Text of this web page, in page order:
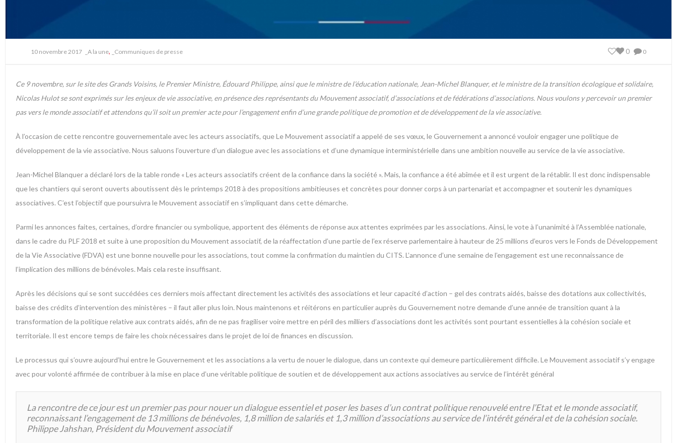
10 novembre 2017 _A la une, _Communiques de presse 0
0
Ce 9 novembre, sur le site des Grands Voisins, le Premier Ministre, Édouard Philippe, ainsi que le ministre de l’éducation nationale, Jean-Michel Blanquer, et le ministre de la transition écologique et solidaire,
Nicolas Hulot se sont exprimés sur les enjeux de vie associative, en présence des représentants du Mouvement associatif, d’associations et de fédérations d’associations. Nous voulons y percevoir un premier
pas vers le monde associatif et attendons qu’il soit un premier acte pour l’engagement enfin d’une grande politique de promotion et de développement de la vie associative.
À l’occasion de cette rencontre gouvernementale avec les acteurs associatifs, que Le Mouvement associatif a appelé de ses vœux, le Gouvernement a annoncé vouloir engager une politique de
développement de la vie associative. Nous saluons l’ouverture d’un dialogue avec les associations et d’une dynamique interministérielle dans une ambition nouvelle au service de la vie associative.
Jean-Michel Blanquer a déclaré lors de la table ronde « Les acteurs associatifs créent de la confiance dans la société ». Mais, la confiance a été abîmée et il est urgent de la rétablir. Il est donc indispensable
que les chantiers qui seront ouverts aboutissent dès le printemps 2018 à des propositions ambitieuses et concrètes pour donner corps à un partenariat et accompagner et soutenir les dynamiques
associatives. C’est l’objectif que poursuivra le Mouvement associatif en s’impliquant dans cette démarche.
Parmi les annonces faites, certaines, d’ordre financier ou symbolique, apportent des éléments de réponse aux attentes exprimées par les associations. Ainsi, le vote à l’unanimité à l’Assemblée nationale,
dans le cadre du PLF 2018 et suite à une proposition du Mouvement associatif, de la réaffectation d’une partie de l’ex réserve parlementaire à hauteur de 25 millions d’euros vers le Fonds de Développement
de la Vie Associative (FDVA) est une bonne nouvelle pour les associations, tout comme la confirmation du maintien du CITS. L’annonce d’une semaine de l’engagement est une reconnaissance de
l’implication des millions de bénévoles. Mais cela reste insuffisant.
Après les décisions qui se sont succédées ces derniers mois affectant directement les activités des associations et leur capacité d’action – gel des contrats aidés, baisse des dotations aux collectivités,
baisse des crédits d’intervention des ministères – il faut aller plus loin. Nous maintenons et réitérons en particulier auprès du Gouvernement notre demande d’une année de transition quant à la
transformation de la politique relative aux contrats aidés, afin de ne pas fragiliser voire mettre en péril des milliers d’associations dont les activités sont pourtant essentielles à la cohésion sociale et
territoriale. Il est encore temps de faire les choix nécessaires dans le projet de loi de finances en discussion.
Le processus qui s’ouvre aujourd’hui entre le Gouvernement et les associations a la vertu de nouer le dialogue, dans un contexte qui demeure particulièrement difficile. Le Mouvement associatif s’y engage
avec pour volonté affirmée de contribuer à la mise en place d’une véritable politique de soutien et de développement aux actions associatives au service de l’intérêt général
La rencontre de ce jour est un premier pas pour nouer un dialogue essentiel et poser les bases d’un contrat politique renouvelé entre l’Etat et le monde associatif,
reconnaissant l’engagement de 13 millions de bénévoles, 1,8 million de salariés et 1,3 million d’associations au service de l’intérêt général et de la cohésion sociale.
Philippe Jahshan, Président du Mouvement associatif